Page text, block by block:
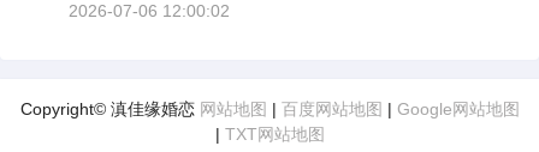
2026-07-06 12:00:02
Copyright© 滇佳缘婚恋 网站地图 | 百度网站地图 | Google网站地图
| TXT网站地图